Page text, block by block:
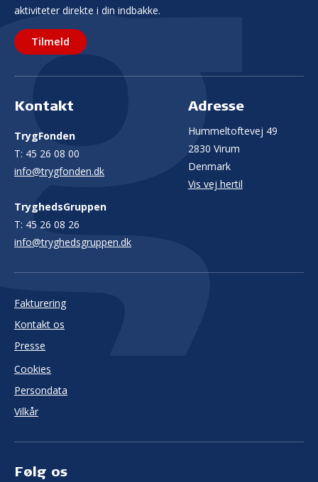
aktiviteter direkte i din indbakke.
Tilmeld
Kontakt
TrygFonden
T: 45 26 08 00
info@trygfonden.dk
TryghedsGruppen
T: 45 26 08 26
info@tryghedsgruppen.dk
Adresse
Hummeltoftevej 49
2830 Virum
Denmark
Vis vej hertil
Fakturering
Kontakt os
Presse
Cookies
Persondata
Vilkår
Følg os